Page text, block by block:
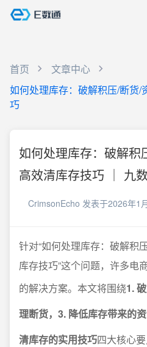
首页
文章中心
如何处理库存：破解积压/断货/
巧
如何处理库存：破解积
高效清库存技巧 ｜ 九
CrimsonEcho 发表于2026年1
针对“如何处理库存：破解积
库存技巧”这个问题，许多电
的解决方案。本文将围绕1.
理断货，3. 降低库存带来的
清库存的实用技巧四大核心